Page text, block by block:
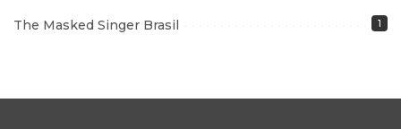
The Masked Singer Brasil 1